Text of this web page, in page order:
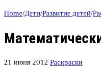
Home/Дети/Развитие детей/
21 июня 2012 Раскраски